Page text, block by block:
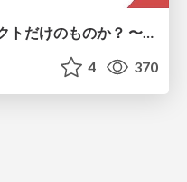
AI Engineeringは、AIプロダクトだけのものか？ 〜AIがソフトウェアを作る時代の新しい当たり前〜 / No AI in your product. AI Engineering in your development.
4 370